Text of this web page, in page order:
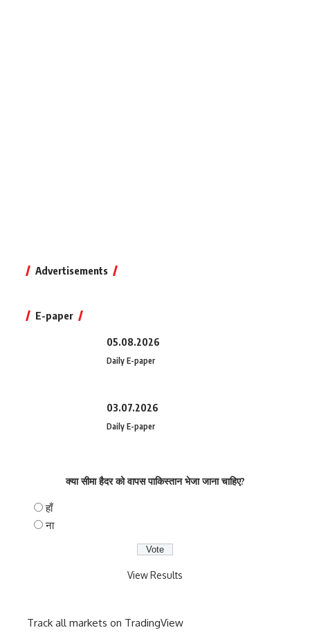
Advertisements
E-paper
05.08.2026
Daily E-paper
03.07.2026
Daily E-paper
क्या सीमा हैदर को वापस पाकिस्तान भेजा जाना चाहिए?
हाँ
ना
View Results
Track all markets on TradingView